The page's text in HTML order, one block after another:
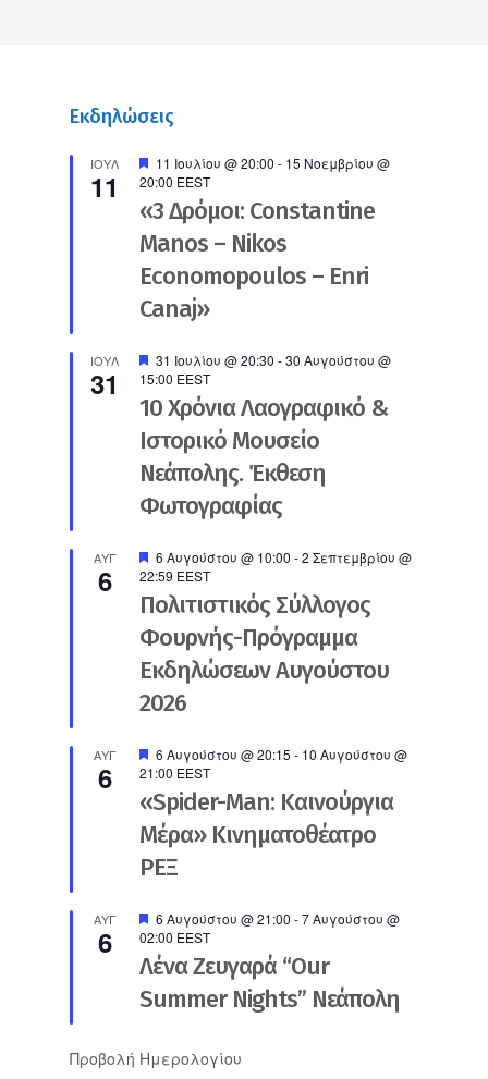
Εκδηλώσεις
ΙΟΎΛ
11
Προτεινόμενο
11 Ιουλίου @ 20:00 - 15 Νοεμβρίου @
20:00 EEST
«3 Δρόμοι: Constantine
Manos – Nikos
Economopoulos – Enri
Canaj»
ΙΟΎΛ
31
Προτεινόμενο
31 Ιουλίου @ 20:30 -30 Αυγούστου @
15:00 EEST
10 Χρόνια Λαογραφικό &
Ιστορικό Μουσείο
Νεάπολης. Έκθεση
Φωτογραφίας
ΑΥΓ
6
Προτεινόμενο
6 Αυγούστου @ 10:00 -2 Σεπτεμβρίου @
22:59 EEST
Πολιτιστικός Σύλλογος
Φουρνής-Πρόγραμμα
Εκδηλώσεων Αυγούστου
2026
ΑΥΓ
6
Προτεινόμενο
6 Αυγούστου @ 20:15 - 10 Αυγούστου @
21:00 EEST
«Spider-Man: Καινούργια
Μέρα» Κινηματοθέατρο
ΡΕΞ
ΑΥΓ
6
Προτεινόμενο
6 Αυγούστου @ 21:00 -7 Αυγούστου @
02:00 EEST
Λένα Ζευγαρά “Our
Summer Nights” Νεάπολη
Προβολή Ημερολογίου